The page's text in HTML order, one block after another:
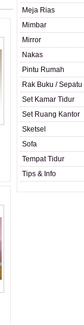
Meja Rias
Mimbar
Mirror
Nakas
Pintu Rumah
Rak Buku / Sepatu
Set Kamar Tidur
Set Ruang Kantor
Sketsel
Sofa
Tempat Tidur
Tips & Info